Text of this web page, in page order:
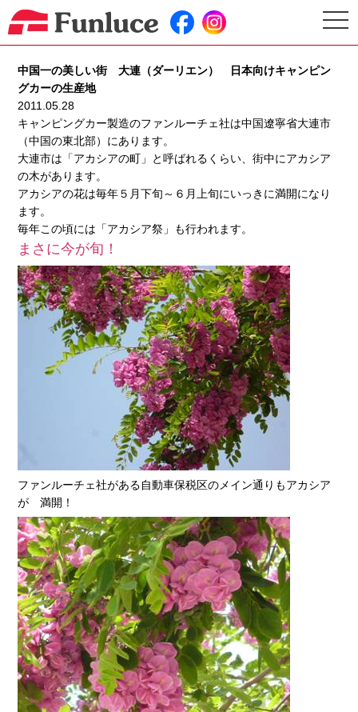
中国一の美しい街 大連（ダーリエン） 日本向けキャンピン
グカーの生産地
2011.05.28
キャンピングカー製造のファンルーチェ社は中国遼寧省大連市
（中国の東北部）にあります。
大連市は「アカシアの町」と呼ばれるくらい、街中にアカシア
の木があります。
アカシアの花は毎年５月下旬～６月上旬にいっきに満開になり
ます。
毎年この頃には「アカシア祭」も行われます。
まさに今が旬！
ファンルーチェ社がある自動車保税区のメイン通りもアカシア
が 満開！